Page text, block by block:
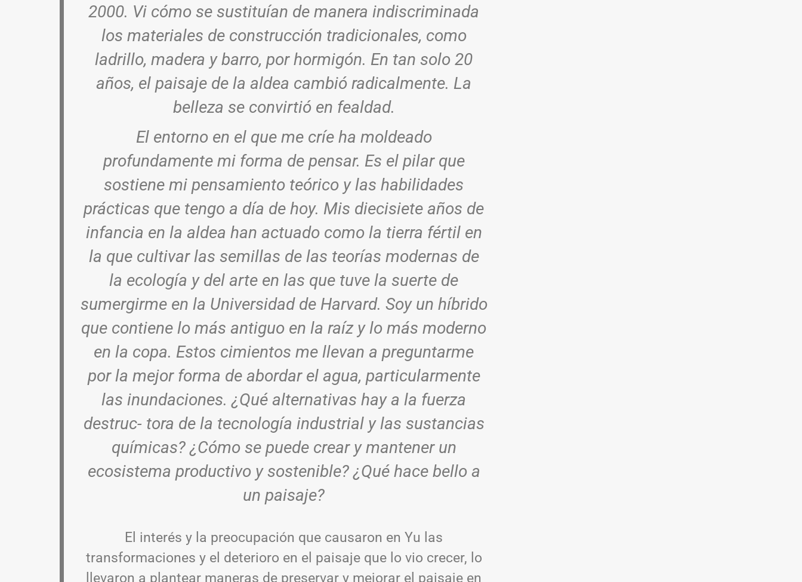
2000. Vi cómo se sustituían de manera indiscriminada
los materiales de construcción tradicionales, como
ladrillo, madera y barro, por hormigón. En tan solo 20
años, el paisaje de la aldea cambió radicalmente. La
belleza se convirtió en fealdad.
El entorno en el que me críe ha moldeado
profundamente mi forma de pensar. Es el pilar que
sostiene mi pensamiento teórico y las habilidades
prácticas que tengo a día de hoy. Mis diecisiete años de
infancia en la aldea han actuado como la tierra fértil en
la que cultivar las semillas de las teorías modernas de
la ecología y del arte en las que tuve la suerte de
sumergirme en la Universidad de Harvard. Soy un híbrido
que contiene lo más antiguo en la raíz y lo más moderno
en la copa. Estos cimientos me llevan a preguntarme
por la mejor forma de abordar el agua, particularmente
las inundaciones. ¿Qué alternativas hay a la fuerza
destruc- tora de la tecnología industrial y las sustancias
químicas? ¿Cómo se puede crear y mantener un
ecosistema productivo y sostenible? ¿Qué hace bello a
un paisaje?
El interés y la preocupación que causaron en Yu las
transformaciones y el deterioro en el paisaje que lo vio crecer, lo
llevaron a plantear maneras de preservar y mejorar el paisaje en